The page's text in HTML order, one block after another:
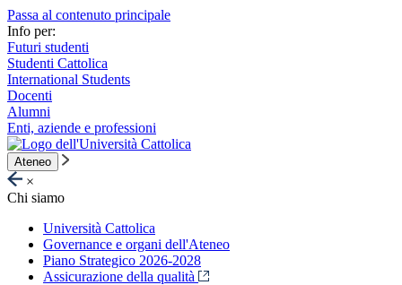
Passa al contenuto principale
Info per:
Futuri studenti
Studenti Cattolica
International Students
Docenti
Alumni
Enti, aziende e professioni
Ateneo
×
Chi siamo
Università Cattolica
Governance e organi dell'Ateneo
Piano Strategico 2026-2028
Assicurazione della qualità